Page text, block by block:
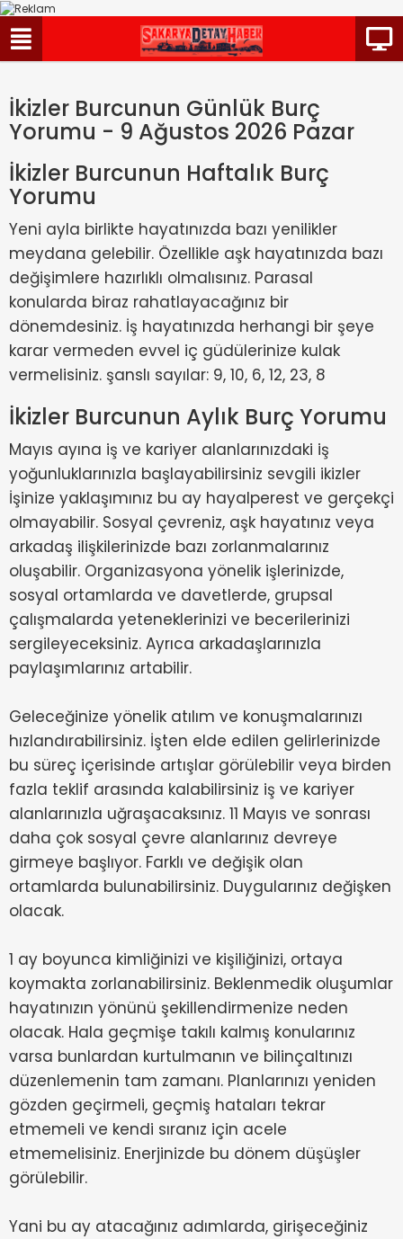
İkizler Burcunun Günlük Burç
Yorumu - 9 Ağustos 2026 Pazar
İkizler Burcunun Haftalık Burç
Yorumu
Yeni ayla birlikte hayatınızda bazı yenilikler
meydana gelebilir. Özellikle aşk hayatınızda bazı
değişimlere hazırlıklı olmalısınız. Parasal
konularda biraz rahatlayacağınız bir
dönemdesiniz. İş hayatınızda herhangi bir şeye
karar vermeden evvel iç güdülerinize kulak
vermelisiniz. şanslı sayılar: 9, 10, 6, 12, 23, 8
İkizler Burcunun Aylık Burç Yorumu
Mayıs ayına iş ve kariyer alanlarınızdaki iş
yoğunluklarınızla başlayabilirsiniz sevgili ikizler
İşinize yaklaşımınız bu ay hayalperest ve gerçekçi
olmayabilir. Sosyal çevreniz, aşk hayatınız veya
arkadaş ilişkilerinizde bazı zorlanmalarınız
oluşabilir. Organizasyona yönelik işlerinizde,
sosyal ortamlarda ve davetlerde, grupsal
çalışmalarda yeteneklerinizi ve becerilerinizi
sergileyeceksiniz. Ayrıca arkadaşlarınızla
paylaşımlarınız artabilir.
Geleceğinize yönelik atılım ve konuşmalarınızı
hızlandırabilirsiniz. İşten elde edilen gelirlerinizde
bu süreç içerisinde artışlar görülebilir veya birden
fazla teklif arasında kalabilirsiniz iş ve kariyer
alanlarınızla uğraşacaksınız. 11 Mayıs ve sonrası
daha çok sosyal çevre alanlarınız devreye
girmeye başlıyor. Farklı ve değişik olan
ortamlarda bulunabilirsiniz. Duygularınız değişken
olacak.
1 ay boyunca kimliğinizi ve kişiliğinizi, ortaya
koymakta zorlanabilirsiniz. Beklenmedik oluşumlar
hayatınızın yönünü şekillendirmenize neden
olacak. Hala geçmişe takılı kalmış konularınız
varsa bunlardan kurtulmanın ve bilinçaltınızı
düzenlemenin tam zamanı. Planlarınızı yeniden
gözden geçirmeli, geçmiş hataları tekrar
etmemeli ve kendi sıranız için acele
etmemelisiniz. Enerjinizde bu dönem düşüşler
görülebilir.
Yani bu ay atacağınız adımlarda, girişeceğiniz